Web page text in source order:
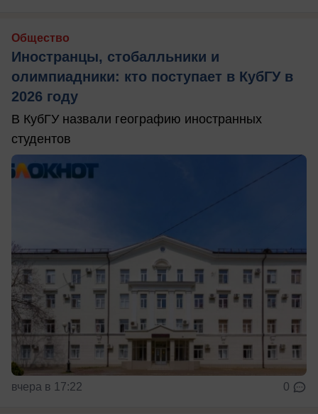
Общество
Иностранцы, стобалльники и
олимпиадники: кто поступает в КубГУ в
2026 году
В КубГУ назвали географию иностранных
студентов
вчера в 17:22 0